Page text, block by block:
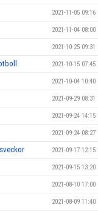
2021-11-05 09:16
2021-11-04 08:00
2021-10-25 09:31
2021-10-15 07:45
2021-10-04 10:40
2021-09-29 08:31
2021-09-24 14:15
2021-09-24 08:27
2021-09-17 12:15
2021-09-15 13:20
2021-08-10 17:00
2021-08-09 11:40